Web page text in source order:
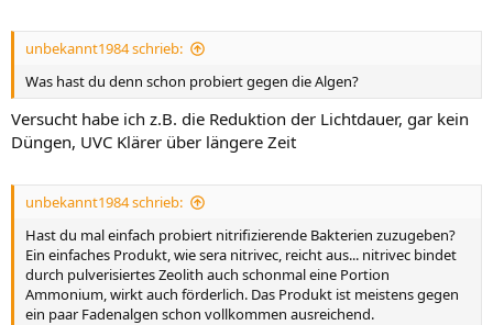
unbekannt1984 schrieb:
Was hast du denn schon probiert gegen die Algen?
Versucht habe ich z.B. die Reduktion der Lichtdauer, gar kein
Düngen, UVC Klärer über längere Zeit
unbekannt1984 schrieb:
Hast du mal einfach probiert nitrifizierende Bakterien zuzugeben?
Ein einfaches Produkt, wie sera nitrivec, reicht aus... nitrivec bindet
durch pulverisiertes Zeolith auch schonmal eine Portion
Ammonium, wirkt auch förderlich. Das Produkt ist meistens gegen
ein paar Fadenalgen schon vollkommen ausreichend.